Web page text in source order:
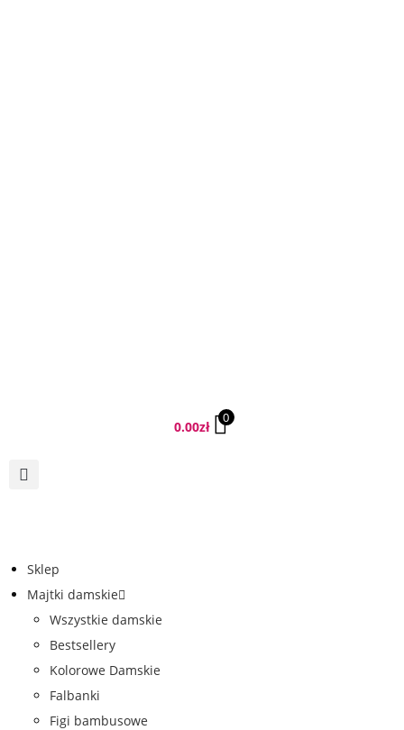
0.00zł
0
Sklep
Majtki damskie
Wszystkie damskie
Bestsellery
Kolorowe Damskie
Falbanki
Figi bambusowe